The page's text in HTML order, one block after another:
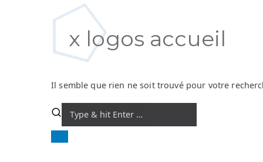
x logos accueil
Il semble que rien ne soit trouvé pour votre
Search